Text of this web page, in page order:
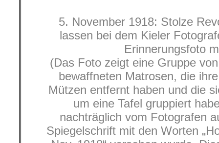
5. November 1918: Stolze
lassen bei dem Kieler
Erinnerungsfoto
(Das Foto zeigt eine Gruppe
bewaffneten Matrosen, die
Mützen entfernt haben und die
um eine Tafel gruppiert
nachträglich vom Fotografen
Spiegelschrift mit den Worten